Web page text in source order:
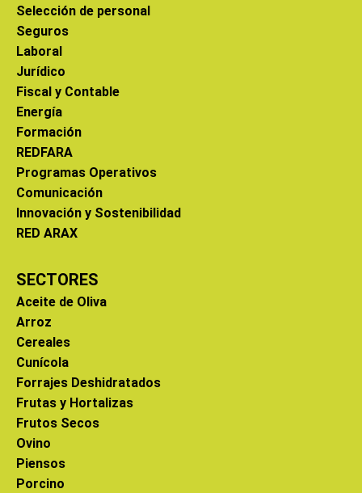
Selección de personal
Seguros
Laboral
Jurídico
Fiscal y Contable
Energía
Formación
REDFARA
Programas Operativos
Comunicación
Innovación y Sostenibilidad
RED ARAX
SECTORES
Aceite de Oliva
Arroz
Cereales
Cunícola
Forrajes Deshidratados
Frutas y Hortalizas
Frutos Secos
Ovino
Piensos
Porcino